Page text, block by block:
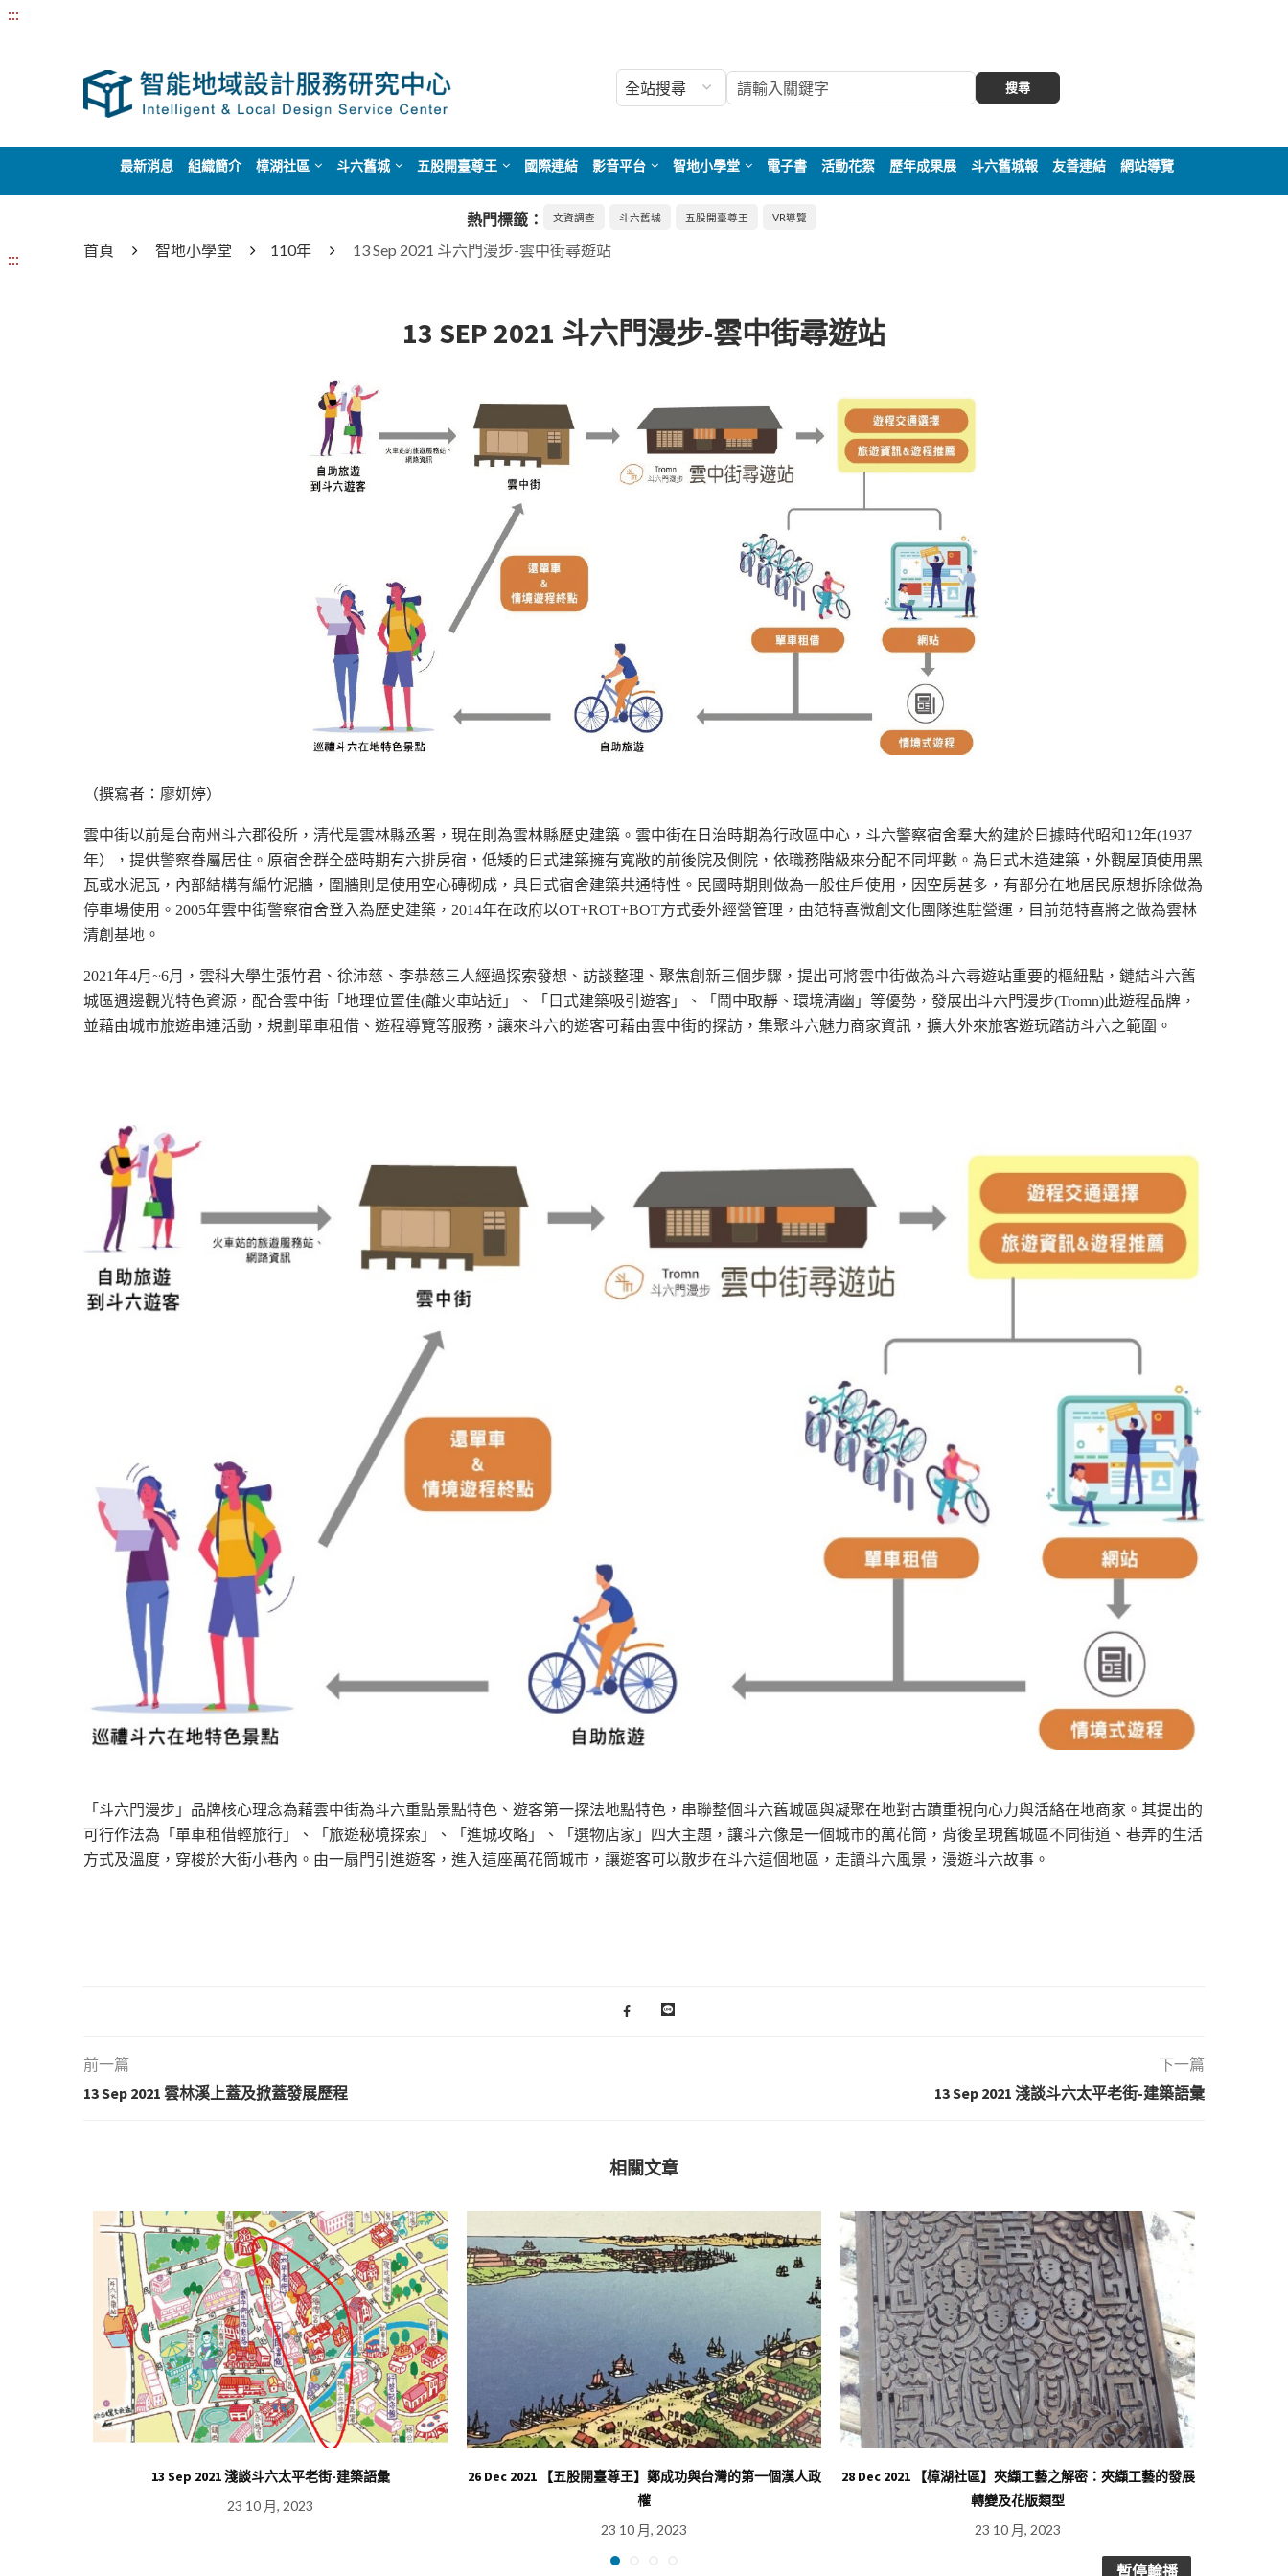
:::
搜尋
最新消息 組織簡介 樟湖社區 斗六舊城 五股開臺尊王 國際連結 影音平台 智地小學堂 電子書 活動花絮 歷年成果展 斗六舊城報 友善連結 網站導覽
熱門標籤： 文資調查 斗六舊城 五股開臺尊王 VR導覽
::: 首頁 智地小學堂 110年 13 Sep 2021 斗六門漫步-雲中街尋遊站
13 SEP 2021 斗六門漫步-雲中街尋遊站
（撰寫者：廖妍婷）
雲中街以前是台南州斗六郡役所，清代是雲林縣丞署，現在則為雲林縣歷史建築。雲中街在日治時期為行政區中心，斗六警察宿舍羣大約建於日據時代昭和12年(1937
年），提供警察眷屬居住。原宿舍群全盛時期有六排房宿，低矮的日式建築擁有寬敞的前後院及側院，依職務階級來分配不同坪數。為日式木造建築，外觀屋頂使用黑
瓦或水泥瓦，內部結構有編竹泥牆，圍牆則是使用空心磚砌成，具日式宿舍建築共通特性。民國時期則做為一般住戶使用，因空房甚多，有部分在地居民原想拆除做為
停車場使用。 2005年雲中街警察宿舍登入為歷史建築， 2014年在政府以OT+ROT+BOT方式委外經營管理，由范特喜微創文化團隊進駐營運，目前范特喜將之做為雲林
清創基地。
2021年4月 ~6月，雲科大學生張竹君、徐沛慈、李恭慈三人經過探索發想、訪談整理、聚焦創新三個步驟，提出可將雲中街做為斗六尋遊站重要的樞紐點，鏈結斗六舊
城區週邊觀光特色資源，配合雲中街「地理位置佳(離火車站近」、「日式建築吸引遊客」、「鬧中取靜、環境清幽」等優勢，發展出斗六門漫步(Tromn)此遊程品牌，
並藉由城市旅遊串連活動，規劃單車租借、遊程導覽等服務，讓來斗六的遊客可藉由雲中街的探訪，集聚斗六魅力商家資訊，擴大外來旅客遊玩踏訪斗六之範圍。
「斗六門漫步」品牌核心理念為藉雲中街為斗六重點景點特色、遊客第一探法地點特色，串聯整個斗六舊城區與凝聚在地對古蹟重視向心力與活絡在地商家。其提出的
可行作法為「單車租借輕旅行」、「旅遊秘境探索」、「進城攻略」、「選物店家」四大主題，讓斗六像是一個城市的萬花筒，背後呈現舊城區不同街道、巷弄的生活
方式及溫度，穿梭於大街小巷內。由一扇門引進遊客，進入這座萬花筒城市，讓遊客可以散步在斗六這個地區，走讀斗六風景，漫遊斗六故事。
前一篇
13 Sep 2021 雲林溪上蓋及掀蓋發展歷程
下一篇
13 Sep 2021 淺談斗六太平老街-建築語彙
相關文章
13 Sep 2021 淺談斗六太平老街-建築語彙
23 10 月, 2023
26 Dec 2021 【五股開臺尊王】鄭成功與台灣的第一個漢人政
權
23 10 月, 2023
28 Dec 2021 【樟湖社區】夾纈工藝之解密：夾纈工藝的發展
轉變及花版類型
23 10 月, 2023
暫停輪播